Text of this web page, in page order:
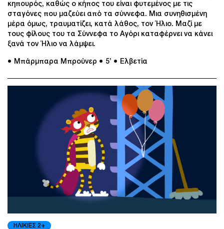
κηπουρός, καθώς ο κήπος του είναι φυτεμένος με τις
σταγόνες που μαζεύει από τα σύννεφα. Μια συνηθισμένη
μέρα όμως, τραυματίζει, κατά λάθος, τον Ήλιο. Μαζί με
τους φίλους του τα Σύννεφα το Αγόρι καταφέρνει να κάνει
ξανά τον Ήλιο να λάμψει.
● Μπάρμπαρα Μπρούνερ ● 5’ ● Ελβετία
ΗΛΙΚΙΕΣ 2+